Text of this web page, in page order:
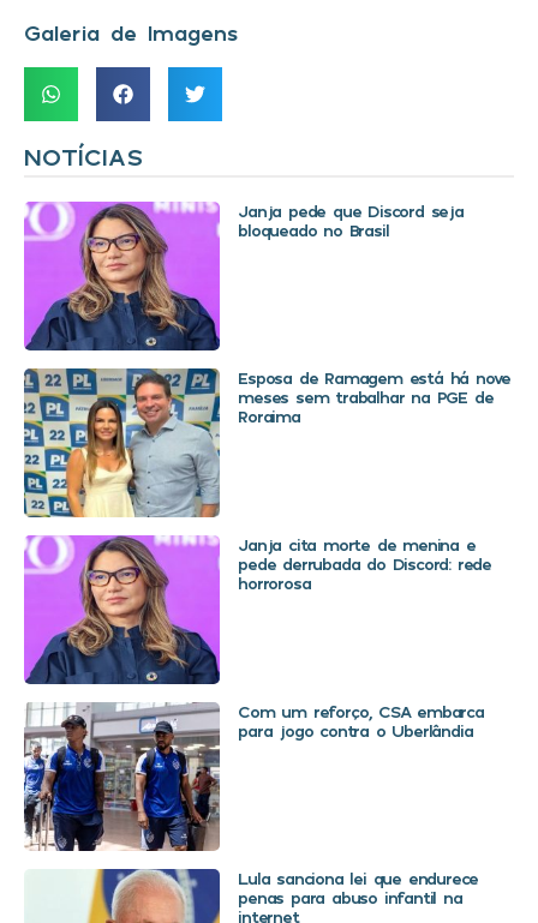
Galeria de Imagens
NOTÍCIAS
Janja pede que Discord seja
bloqueado no Brasil
Esposa de Ramagem está há nove
meses sem trabalhar na PGE de
Roraima
Janja cita morte de menina e
pede derrubada do Discord: rede
horrorosa
Com um reforço, CSA embarca
para jogo contra o Uberlândia
Lula sanciona lei que endurece
penas para abuso infantil na
internet